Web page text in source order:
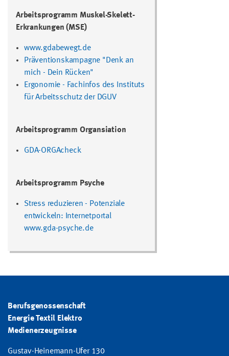
Arbeitsprogramm Muskel-Skelett-
Erkrankungen (MSE)
www.gdabewegt.de
Präventionskampagne "Denk an
mich - Dein Rücken"
Ergonomie - Fachinfos des Instituts
für Arbeitsschutz der DGUV
Arbeitsprogramm Organsiation
GDA-ORGAcheck
Arbeitsprogramm Psyche
Stress reduzieren - Potenziale
entwickeln: Internetportal
www.gda-psyche.de
Berufsgenossenschaft
Energie Textil Elektro
Medienerzeugnisse
Gustav-Heinemann-Ufer 130